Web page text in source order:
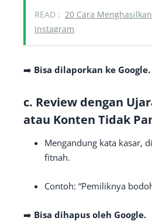
READ : 20 Cara
Instagram
➡️ Bisa dilaporkan ke Google.
c. Review dengan
atau Konten Tidak
Mengandung kata kasar,
fitnah.
Contoh: “Pemiliknya
➡️ Bisa dihapus oleh Google.